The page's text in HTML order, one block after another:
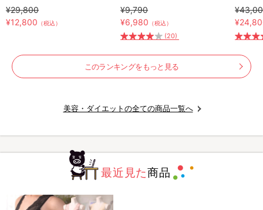
¥29,800
¥12,800 （税込）
¥9,790
¥6,980 （税込）
(20)
ート器
このランキングをもっと見る
美容・ダイエットの全ての商品一覧へ
最近見た商品